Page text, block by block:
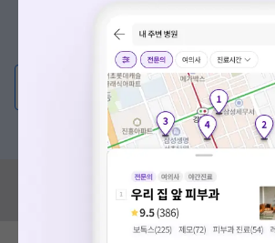
증상/치료, 궁금한 점이
의사가 직접 답해드려요!
💬 무엇이든 물어보세요
혹은, 의료상담 서비스에 다양한 게시
혹시 잘못된 병원정보가 있나요?
모두닥 팀에 알려주세요!